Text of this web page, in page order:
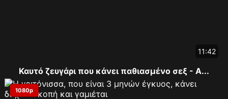
11:42
Καυτό ζευγάρι που κάνει παθιασμένο σεξ - Α...
1080p